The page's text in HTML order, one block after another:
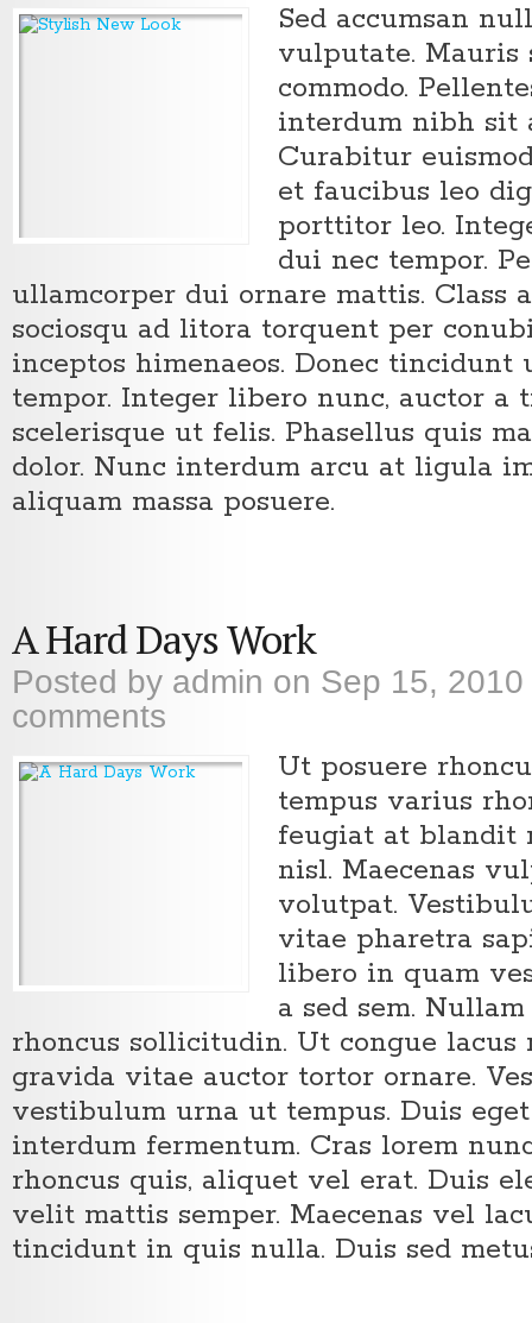
Sed accumsan
vulputate. Mauris
commodo.
interdum nibh sit
Curabitur
et faucibus leo
porttitor leo.
dui nec tempor.
ullamcorper dui ornare mattis. Class
sociosqu ad litora torquent per
inceptos himenaeos. Donec tincidunt
tempor. Integer libero nunc, auctor a
scelerisque ut felis. Phasellus quis
dolor. Nunc interdum arcu at ligula
aliquam massa posuere.
A Hard Days Work
Posted by admin on Sep 15,
comments
Ut posuere
tempus varius
feugiat at blandit
nisl. Maecenas
volutpat.
vitae pharetra
libero in quam
a sed sem.
rhoncus sollicitudin. Ut congue lacus
gravida vitae auctor tortor ornare.
vestibulum urna ut tempus. Duis
interdum fermentum. Cras lorem
rhoncus quis, aliquet vel erat. Duis
velit mattis semper. Maecenas vel
tincidunt in quis nulla. Duis sed